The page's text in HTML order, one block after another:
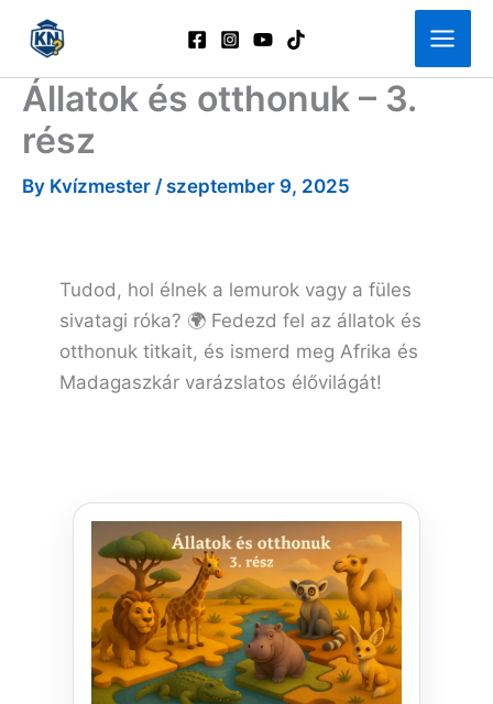
content
Állatok és otthonuk – 3.
rész
By Kvízmester / szeptember 9, 2025
Tudod, hol élnek a lemurok vagy a füles
sivatagi róka? 🌍 Fedezd fel az állatok és
otthonuk titkait, és ismerd meg Afrika és
Madagaszkár varázslatos élővilágát!